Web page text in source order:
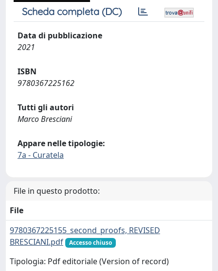
Scheda completa (DC)
Data di pubblicazione
2021
ISBN
9780367225162
Tutti gli autori
Marco Bresciani
Appare nelle tipologie:
7a - Curatela
File in questo prodotto:
File
9780367225155_second_proofs, REVISED
BRESCIANI.pdf
Accesso chiuso
Tipologia: Pdf editoriale (Version of record)